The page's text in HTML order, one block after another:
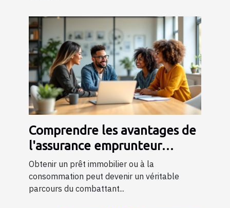
Comprendre les avantages de
l'assurance emprunteur
AERAS pour les personnes à
risque
Obtenir un prêt immobilier ou à la
consommation peut devenir un véritable
parcours du combattant...